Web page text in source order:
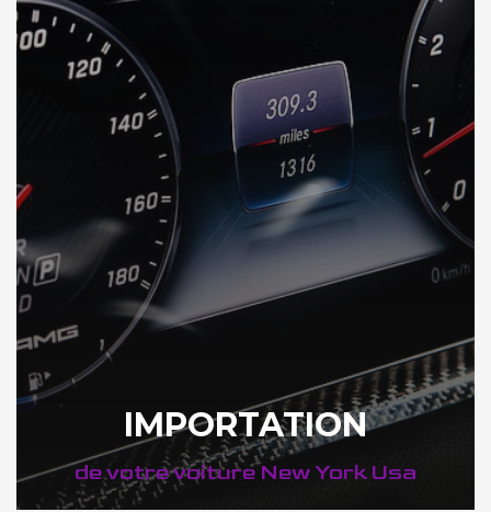
IMPORTATION
de votre voiture New York Usa